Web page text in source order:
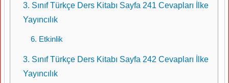
3. Sınıf Türkçe Ders Kitabı Sayfa 241 Cevapları İlke
Yayıncılık
6. Etkinlik
3. Sınıf Türkçe Ders Kitabı Sayfa 242 Cevapları İlke
Yayıncılık